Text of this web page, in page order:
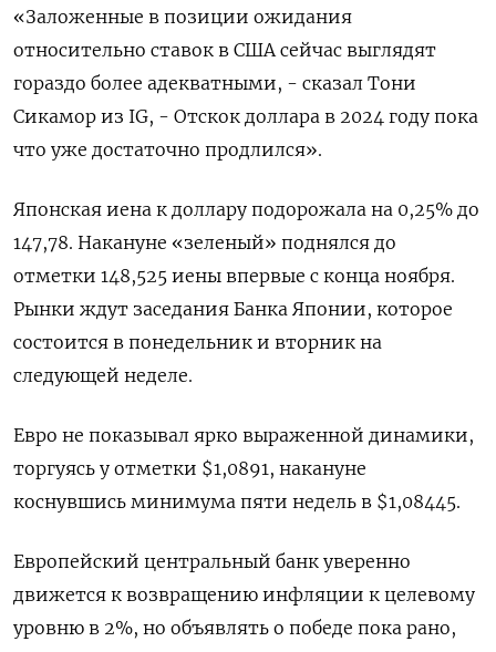
«Заложенные в позиции ожидания
относительно ставок в США сейчас выглядят
гораздо более адекватными, - сказал Тони
Сикамор из IG, - Отскок доллара в 2024 году пока
что уже достаточно продлился».
Японская иена к доллару подорожала на 0,25%​ до
147,78. Накануне «зеленый» поднялся до
отметки 148,525 иены впервые с конца ноября.
Рынки ждут заседания Банка Японии, которое
состоится в понедельник и вторник на
следующей неделе.
Евро не показывал ярко выраженной динамики,
торгуясь у отметки $1,0891​, накануне
коснувшись минимума пяти недель в $1,08445.
Европейский центральный банк уверенно
движется к возвращению инфляции к целевому
уровню в 2%, но объявлять о победе пока рано,